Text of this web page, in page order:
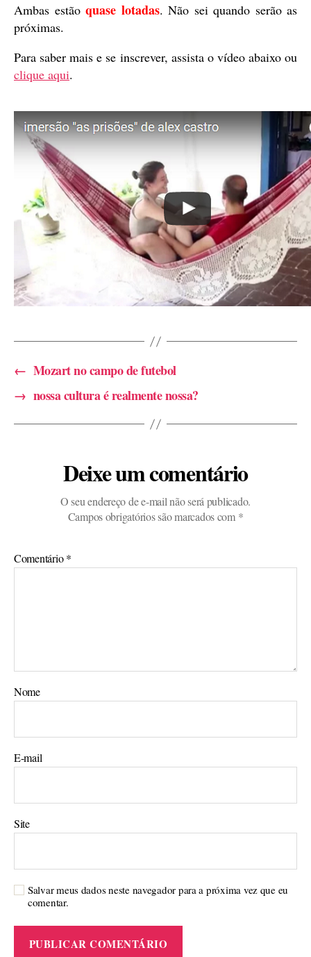
Ambas estão quase lotadas. Não sei quando serão as
próximas.
Para saber mais e se inscrever, assista o vídeo abaixo ou
clique aqui.
← Mozart no campo de futebol
→ nossa cultura é realmente nossa?
Deixe um comentário
O seu endereço de e-mail não será publicado.
Campos obrigatórios são marcados com *
Comentário*
Nome
E-mail
Site
Salvar meus dados neste navegador para a próxima vez que eu
comentar.